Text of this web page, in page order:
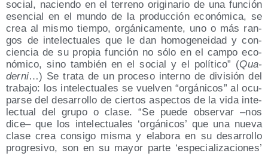
social, nacien­do en el terreno ori­gi­na­rio de una fun­ción
esen­cial en el mun­do de la pro­duc­ción eco­nó­mi­ca, se
crea al mis­mo tiem­po, orgá­ni­ca­men­te, uno o más ran­
gos de inte­lec­tua­les que le dan homo­ge­nei­dad y con­
cien­cia de su pro­pia fun­ción no sólo en el cam­po eco­
nó­mi­co, sino tam­bién en el social y el polí­ti­co” (Qua­
der­ni…) Se tra­ta de un pro­ce­so interno de divi­sión del
tra­ba­jo: los inte­lec­tua­les se vuel­ven “orgá­ni­cos” al ocu­
par­se del desa­rro­llo de cier­tos aspec­tos de la vida inte­
lec­tual del gru­po o cla­se. “Se pue­de obser­var –nos
dice– que los inte­lec­tua­les ‘orgá­ni­cos’ que una nue­va
cla­se crea con­si­go mis­ma y ela­bo­ra en su desa­rro­llo
pro­gre­si­vo, son en su mayor par­te ‘espe­cia­li­za­cio­nes’